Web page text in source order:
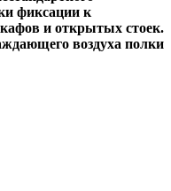
фиксации к
и открытых стоек.
воздуха полки